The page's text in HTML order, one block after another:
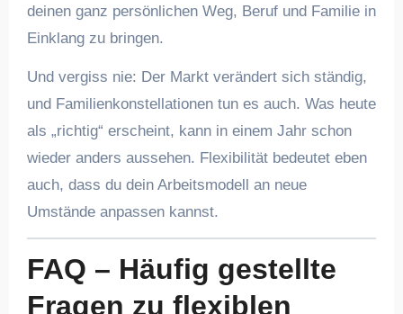
deinen ganz persönlichen Weg, Beruf und Familie in
Einklang zu bringen.
Und vergiss nie: Der Markt verändert sich ständig,
und Familienkonstellationen tun es auch. Was heute
als „richtig“ erscheint, kann in einem Jahr schon
wieder anders aussehen. Flexibilität bedeutet eben
auch, dass du dein Arbeitsmodell an neue
Umstände anpassen kannst.
FAQ – Häufig gestellte
Fragen zu flexiblen